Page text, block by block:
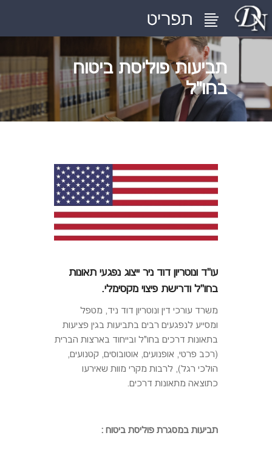
תביעות פוליסת ביטוח
בחו"ל
עו"ד ונוטריון דוד ניר ייצוג נפגעי תאונות
בחו"ל ודרישת פיצוי מקסימלי.
משרד עורכי דין ונוטריון דוד ניד, מטפל
ומסייע לנפגעים רבים בתביעות בגין פציעות
בתאונות דרכים בחו"ל ובייחוד בארצות הברית
(רכב פרטי, אופנועים, אוטובוסים, קטנועים,
הולכי רגל), לרבות מקרי מוות שאירעו
כתוצאה מתאונות דרכים.
תביעות במסגרת פוליסת ביטוח :